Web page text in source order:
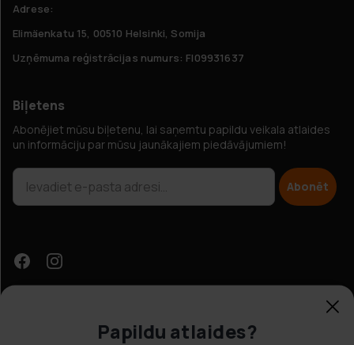
Adrese:
Elimäenkatu 15, 00510 Helsinki, Somija
Uzņēmuma reģistrācijas numurs: FI09931637
Biļetens
Abonējiet mūsu biļetenu, lai saņemtu papildu veikala atlaides
un informāciju par mūsu jaunākajiem piedāvājumiem!
Abonēt
Papildu atlaides?